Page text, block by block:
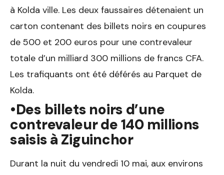
à Kolda ville. Les deux faussaires détenaient un
carton contenant des billets noirs en coupures
de 500 et 200 euros pour une contrevaleur
totale d’un milliard 300 millions de francs CFA.
Les trafiquants ont été déférés au Parquet de
Kolda.
•Des billets noirs d’une
contrevaleur de 140 millions
saisis à Ziguinchor
Durant la nuit du vendredi 10 mai, aux environs